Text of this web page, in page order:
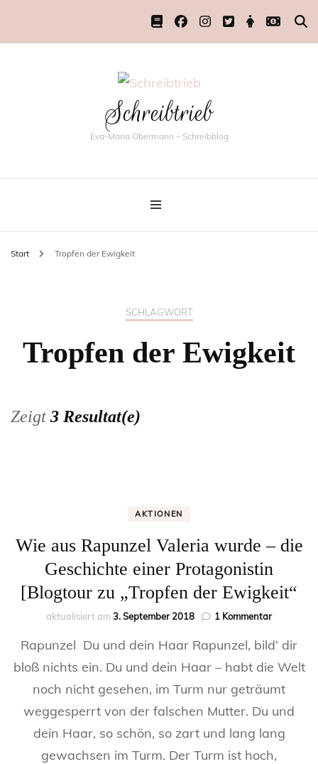
Schreibtrieb
Eva-Maria Obermann – Schreibblog
Start Tropfen der Ewigkeit
SCHLAGWORT
Tropfen der Ewigkeit
Zeigt 3 Resultat(e)
AKTIONEN
Wie aus Rapunzel Valeria wurde – die
Geschichte einer Protagonistin
[Blogtour zu „Tropfen der Ewigkeit“
aktualisiert am3. September 2018 1 Kommentarzu
aus
Valeria
wurde
die
Geschichte
einer
Rapunzel Du und dein Haar Rapunzel, bild‘ dir
bloß nichts ein. Du und dein Haar – habt die Welt
noch nicht gesehen, im Turm nur geträumt
weggesperrt von der falschen Mutter. Du und
dein Haar, so schön, so zart und lang lang
gewachsen im Turm. Der Turm ist hoch,